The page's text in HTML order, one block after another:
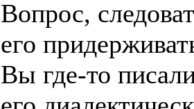
Вопрос,
его
Вы где-то